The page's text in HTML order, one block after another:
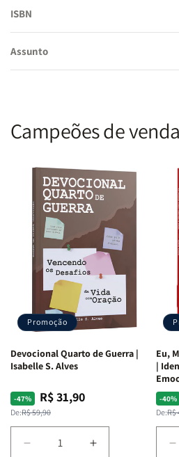
ISBN
Assunto
Campeões de venda
Promoção
Devocional Quarto de Guerra |
Isabelle S. Alves
-47%
Preço
normal
De:R$ 59,90
Preço
promocional
R$ 31,90
Diminuir
Aumentar
Eu,
|
Costa
-40%
De:R$